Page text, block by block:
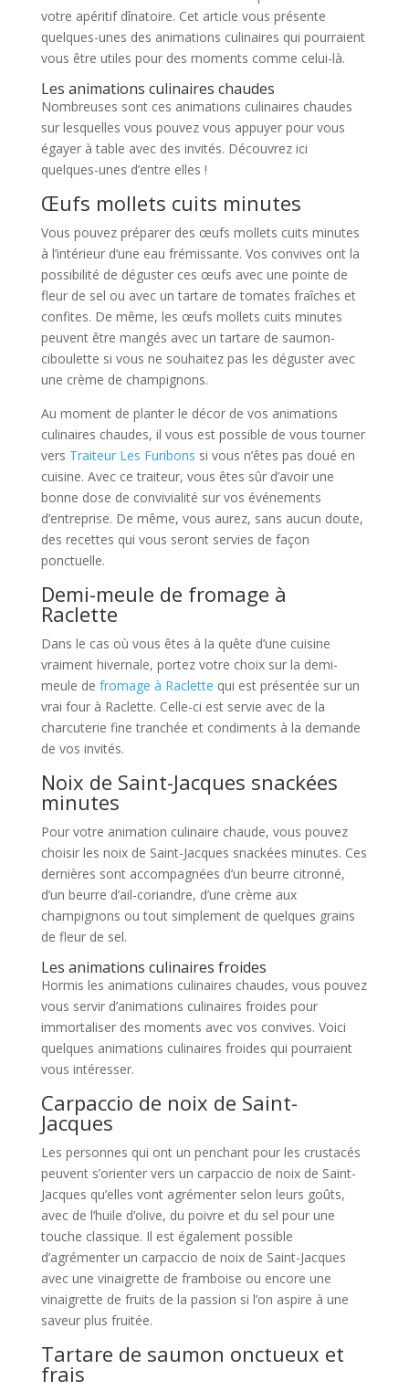
votre apéritif dînatoire. Cet article vous présente
quelques-unes des animations culinaires qui pourraient
vous être utiles pour des moments comme celui-là.
Les animations culinaires chaudes
Nombreuses sont ces animations culinaires chaudes
sur lesquelles vous pouvez vous appuyer pour vous
égayer à table avec des invités. Découvrez ici
quelques-unes d’entre elles !
Œufs mollets cuits minutes
Vous pouvez préparer des œufs mollets cuits minutes
à l’intérieur d’une eau frémissante. Vos convives ont la
possibilité de déguster ces œufs avec une pointe de
fleur de sel ou avec un tartare de tomates fraîches et
confites. De même, les œufs mollets cuits minutes
peuvent être mangés avec un tartare de saumon-
ciboulette si vous ne souhaitez pas les déguster avec
une crème de champignons.
Au moment de planter le décor de vos animations
culinaires chaudes, il vous est possible de vous tourner
vers Traiteur Les Furibons si vous n’êtes pas doué en
cuisine. Avec ce traiteur, vous êtes sûr d’avoir une
bonne dose de convivialité sur vos événements
d’entreprise. De même, vous aurez, sans aucun doute,
des recettes qui vous seront servies de façon
ponctuelle.
Demi-meule de fromage à
Raclette
Dans le cas où vous êtes à la quête d’une cuisine
vraiment hivernale, portez votre choix sur la demi-
meule de fromage à Raclette qui est présentée sur un
vrai four à Raclette. Celle-ci est servie avec de la
charcuterie fine tranchée et condiments à la demande
de vos invités.
Noix de Saint-Jacques snackées
minutes
Pour votre animation culinaire chaude, vous pouvez
choisir les noix de Saint-Jacques snackées minutes. Ces
dernières sont accompagnées d’un beurre citronné,
d’un beurre d’ail-coriandre, d’une crème aux
champignons ou tout simplement de quelques grains
de fleur de sel.
Les animations culinaires froides
Hormis les animations culinaires chaudes, vous pouvez
vous servir d’animations culinaires froides pour
immortaliser des moments avec vos convives. Voici
quelques animations culinaires froides qui pourraient
vous intéresser.
Carpaccio de noix de Saint-
Jacques
Les personnes qui ont un penchant pour les crustacés
peuvent s’orienter vers un carpaccio de noix de Saint-
Jacques qu’elles vont agrémenter selon leurs goûts,
avec de l’huile d’olive, du poivre et du sel pour une
touche classique. Il est également possible
d’agrémenter un carpaccio de noix de Saint-Jacques
avec une vinaigrette de framboise ou encore une
vinaigrette de fruits de la passion si l’on aspire à une
saveur plus fruitée.
Tartare de saumon onctueux et
frais